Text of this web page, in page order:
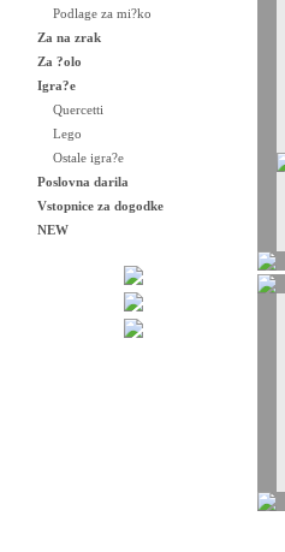
Podlage za mi?ko
Za na zrak
Za ?olo
Igra?e
Quercetti
Lego
Ostale igra?e
Poslovna darila
Vstopnice za dogodke
NEW